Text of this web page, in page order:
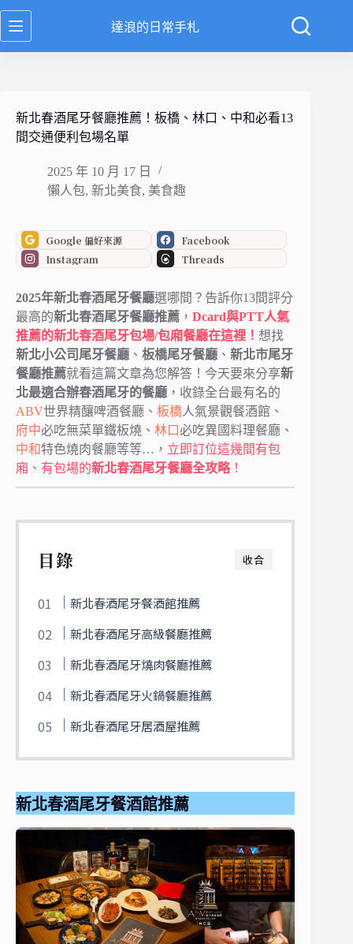
跳
至
達浪的日常手札
新北春酒尾牙餐廳推薦！板橋、林口、中和必看13
間交通便利包場名單
2025 年 10 月 17 日
懶人包, 新北美食, 美食趣
Google 偏好來源
Facebook
Instagram
Threads
2025年新北春酒尾牙餐廳選哪間？告訴你13間評分
最高的新北春酒尾牙餐廳推薦 ， Dcard與PTT人氣
推薦的新北春酒尾牙包場/包廂餐廳在這裡！ 想找
新北小公司尾牙餐廳 、 板橋尾牙餐廳 、 新北市尾牙
餐廳推薦就看這篇文章為您解答！今天要來分享新
北最適合辦春酒尾牙的餐廳 ，收錄全台最有名的
ABV世界精釀啤酒餐廳、 板橋人氣景觀餐酒館、
府中必吃無菜單鐵板燒、 林口必吃異國料理餐廳、
中和特色燒肉餐廳等等…， 立即訂位這幾間有包
廂、有包場的新北春酒尾牙餐廳全攻略！
收合
目錄
新北春酒尾牙餐酒館推薦
新北春酒尾牙高級餐廳推薦
新北春酒尾牙燒肉餐廳推薦
新北春酒尾牙火鍋餐廳推薦
新北春酒尾牙居酒屋推薦
新北春酒尾牙餐酒館推薦